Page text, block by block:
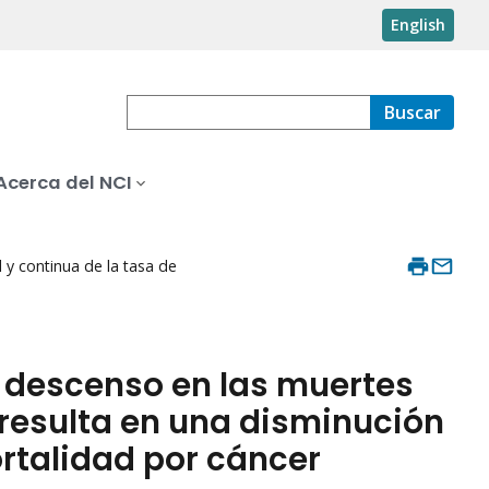
English
Buscar
del NCI
continua de la tasa de
en las muertes
en una disminución
por cáncer